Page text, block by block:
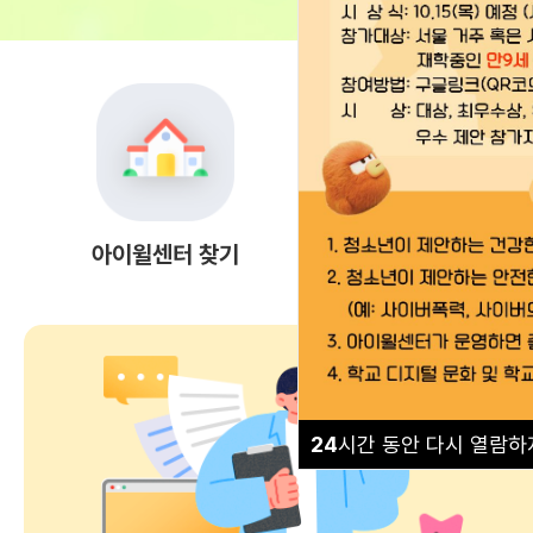
24시간 동안 다시 열람하
아이윌센터 찾기 상담 안내